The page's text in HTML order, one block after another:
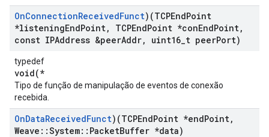
OnConnectionReceivedFunct)(TCPEndPoint
*listeningEndPoint, TCPEndPoint *conEndPoint,
const IPAddress &peerAddr, uint16 t peerPort)
typedef
void(*
Tipo de função de manipulação de eventos de conexão
recebida.
OnDataReceivedFunct)(TCPEndPoint *endPoint,
Weave ::System:: PacketBuffer *data)